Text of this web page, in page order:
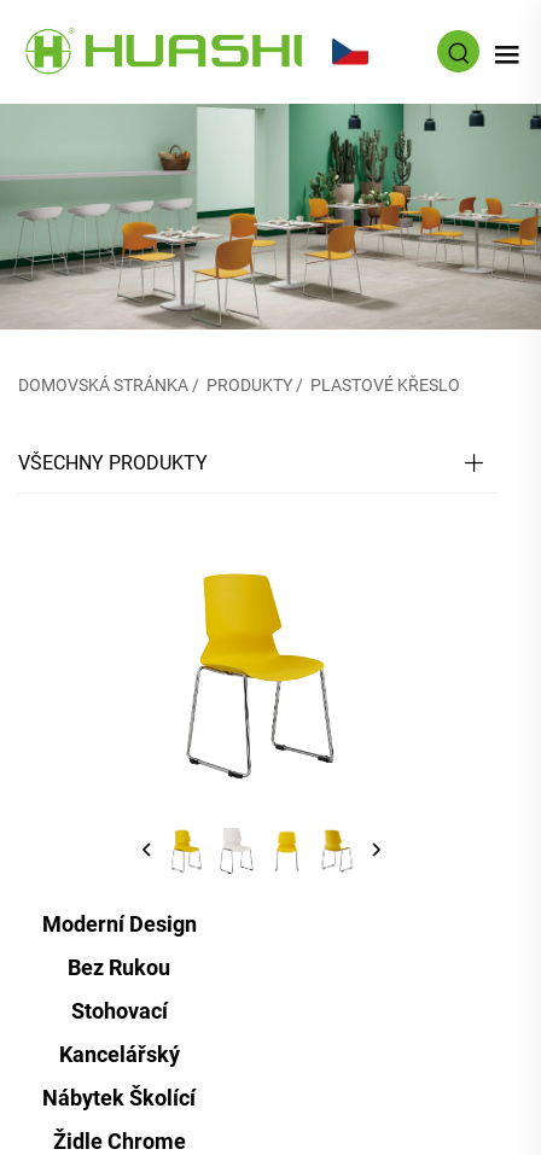
DOMOVSKÁ STRÁNKA / PRODUKTY / PLASTOVÉ KŘESLO
VŠECHNY PRODUKTY
Moderní Design
Bez Rukou
Stohovací
Kancelářský
Nábytek Školící
Židle Chrome